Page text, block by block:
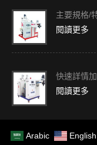
主要規格/
閱讀更多
快速詳情
閱讀更多
Arabic English